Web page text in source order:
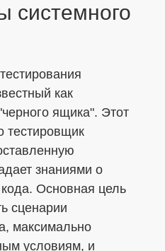
системного
как
ящика". Этот
тестировщик
знаниями о
Основная цель
сценарии
максимально
условиям, и